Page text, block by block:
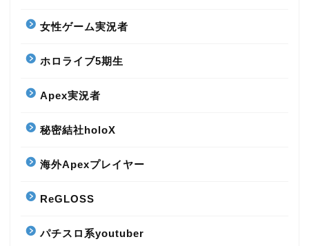
女性ゲーム実況者
ホロライブ5期生
Apex実況者
秘密結社holoX
海外Apexプレイヤー
ReGLOSS
パチスロ系youtuber